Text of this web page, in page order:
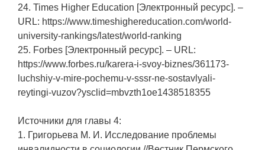
24. Times Higher Education [Электронный ресурс]. –
URL: https://www.timeshighereducation.com/world-
university-rankings/latest/world-ranking
25. Forbes [Электронный ресурс]. – URL:
https://www.forbes.ru/karera-i-svoy-biznes/361173-
luchshiy-v-mire-pochemu-v-sssr-ne-sostavlyali-
reytingi-vuzov?ysclid=mbvzth1oe1438518355
Источники для главы 4:
1. Григорьева М. И. Исследование проблемы